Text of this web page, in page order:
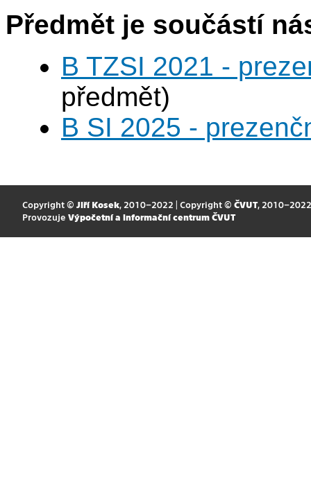
Předmět je součástí
B TZSI 2021 -
předmět)
B SI 2025 -
Copyright © Jiří Kosek, 2010–2022 | Copyright © ČVUT, 2010–2022
Provozuje Výpočetní a informační centrum ČVUT